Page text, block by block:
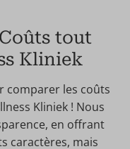
tout
Kliniek
comparer les coûts
Kliniek ! Nous
en offrant
caractères, mais